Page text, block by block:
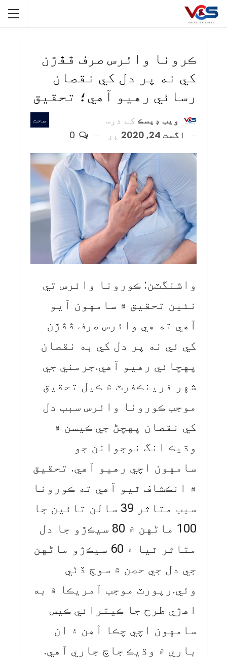
ڪرونا وائرس صرف ڦڦڙن
کي نه پر دل کي نقصان
رسائي رهيو آهي؛ تحقيق
صحت ويب ڊيسڪ کے ذریعہ
اگست 24, 2020
پر
واشنگٽن: ڪورونا وائرس تي
نئين تحقيق ۾ سامهون آيو
آهي ته هي وائرس صرف ڦڦڙن
کي ئي نه پر دل کي به نقصان
پهچائي رهيو آهي.جرمني جي
شهر فرينڪفرٽ ۾ ڪيل تحقيق
موجب ڪورونا وائرس سبب دل
کي نقصان پهچڻ جي ڪيسن ۾
وڌيڪ انگ نوجوانن جو
سامهون اچي رهيو آهي. تحقيق
۾ انڪشاف ٿيو آهي ته ڪورونا
سبب متاثر 39 سالن تائين جا
100 ماڻهن ۾ 80 سيڪڙو جا دل
متاثر ٿيا ۽ 60 سيڪڙو ماڻهن
جي دل جي حصن ۾ سوڄ ڏٺي
وئي.رپورٽ موجب آمريڪا ۾ به
اهڙي طرح جا ڪيترائي ڪيس
سامهون اچي چڪا آهن ۽ ان
باري ۾ وڌيڪ جاچ جاري آهي.